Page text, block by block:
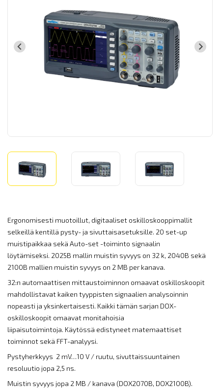
Ergonomisesti muotoillut, digitaaliset oskilloskooppimallit
selkeillä kentillä pysty- ja sivuttaisasetuksille. 20 set-up
muistipaikkaa sekä Auto-set -toiminto signaalin
löytämiseksi. 2025B mallin muistin syvyys on 32 k, 2040B sekä
2100B mallien muistin syvyys on 2 MB per kanava.
32:n automaattisen mittaustoiminnon omaavat oskilloskoopit
mahdollistavat kaiken tyyppisten signaalien analysoinnin
nopeasti ja yksinkertaisesti. Kaikki tämän sarjan DOX-
oskilloskoopit omaavat monitahoisia
liipaisutoimintoja. Käytössä edistyneet matemaattiset
toiminnot sekä FFT-analyysi.
Pystyherkkyys 2 mV…10 V / ruutu, sivuttaissuuntainen
resoluutio jopa 2,5 ns.
Muistin syvyys jopa 2 MB / kanava (DOX2070B, DOX2100B).